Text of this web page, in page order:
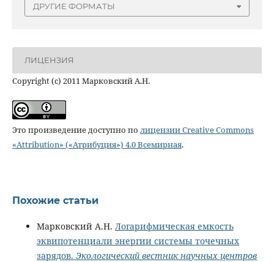
ДРУГИЕ ФОРМАТЫ
ЛИЦЕНЗИЯ
Copyright (c) 2011 Марковский А.Н.
Это произведение доступно по лицензии Creative Commons
«Attribution» («Атрибуция») 4.0 Всемирная.
Похожие статьи
Марковский А.Н. Логарифмическая емкость
эквипотенциали энергии системы точечных
зарядов. Экологический вестник научных центров